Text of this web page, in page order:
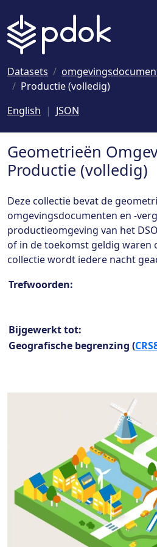
Datasets
Productie (volledig)
English
JSON
Geometrieën
Productie (volledig)
Deze collectie bevat de
omgevingsdocumenten en -
productieomgeving van het
of in de toekomst geldig waren
collectie wordt iedere nacht
Collection details
Trefwoorden:
Bijgewerkt tot:
Geografische begrenzing (